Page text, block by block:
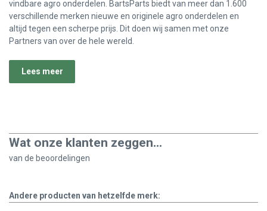
vindbare agro onderdelen. BartsParts biedt van meer dan 1.600
verschillende merken nieuwe en originele agro onderdelen en
altijd tegen een scherpe prijs. Dit doen wij samen met onze
Partners van over de hele wereld.
Lees meer
Wat onze klanten zeggen...
van de beoordelingen
Andere producten van hetzelfde merk: